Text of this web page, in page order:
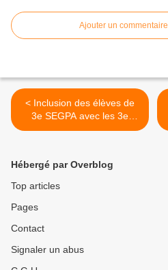
Ajouter un commentaire
< Inclusion des élèves de
3e SEGPA avec les 3e
Prépa Métiers
Hébergé par Overblog
Top articles
Pages
Contact
Signaler un abus